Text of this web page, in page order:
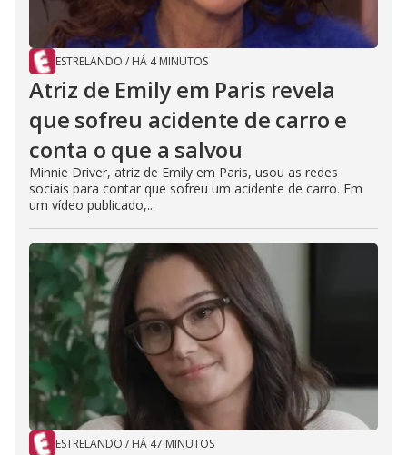
ESTRELANDO / HÁ 4 MINUTOS
Atriz de Emily em Paris revela
que sofreu acidente de carro e
conta o que a salvou
Minnie Driver, atriz de Emily em Paris, usou as redes
sociais para contar que sofreu um acidente de carro. Em
um vídeo publicado,...
ESTRELANDO / HÁ 47 MINUTOS